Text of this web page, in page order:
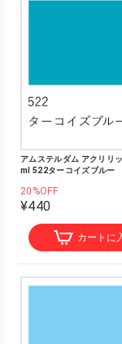
アムステルダム アクリリ
ml 522ターコイズブルー
20%OFF
¥440
カートに